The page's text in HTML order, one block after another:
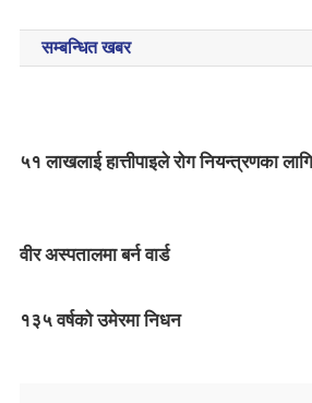
o
s
n
v
g
सम्बन्धित खबर
५१ लाखलाई हात्तीपाइले रोग नियन्त्रणका
वीर अस्पतालमा बर्न वार्ड
१३५ वर्षको उमेरमा निधन